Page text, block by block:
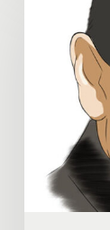
salvarono
capitalismo